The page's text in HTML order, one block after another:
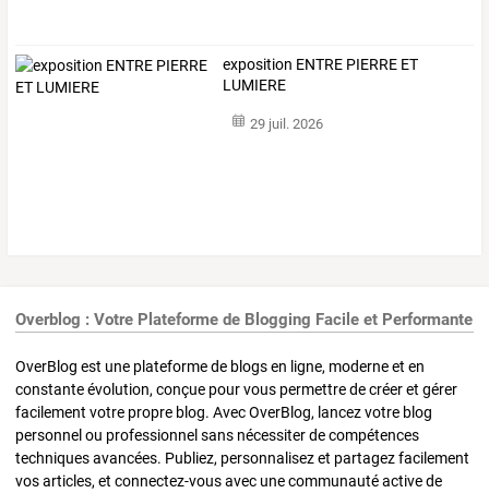
exposition ENTRE PIERRE ET
LUMIERE
29 juil. 2026
Overblog : Votre Plateforme de Blogging Facile et Performante
OverBlog est une plateforme de blogs en ligne, moderne et en
constante évolution, conçue pour vous permettre de créer et gérer
facilement votre propre blog. Avec OverBlog, lancez votre blog
personnel ou professionnel sans nécessiter de compétences
techniques avancées. Publiez, personnalisez et partagez facilement
vos articles, et connectez-vous avec une communauté active de